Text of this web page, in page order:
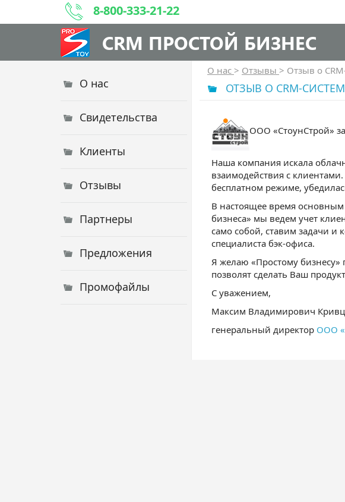
8-800-333-21-22
CRM ПРОСТОЙ БИЗНЕС
О нас
Свидетельства
Клиенты
Отзывы
Партнеры
Предложения
Промофайлы
О нас > Отзывы > Отзыв о
ОТЗЫВ О CRM-
ООО «СтоунСтрой»
Наша компания искала
взаимодействия с
бесплатном режиме,
В настоящее время
бизнеса» мы ведем учет
само собой, ставим задачи и
специалиста бэк-офиса.
Я желаю «Простому бизнесу»
позволят сделать Ваш
С уважением,
Максим Владимирович
генеральный директор ООО